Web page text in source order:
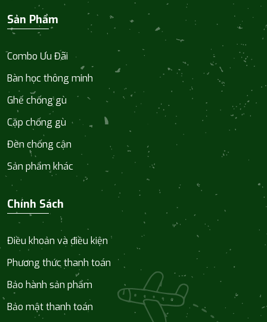
Sản Phẩm
Combo Ưu Đãi
Bàn học thông minh
Ghế chống gù
Cặp chống gù
Đèn chống cận
Sản phẩm khác
Chính Sách
Điều khoản và điều kiện
Phương thức thanh toán
Bảo hành sản phẩm
Bảo mật thanh toán